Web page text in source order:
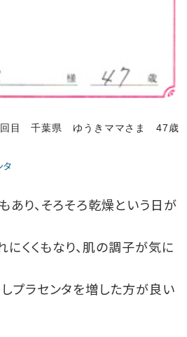
回目 千葉県 ゆうきママさま 47歳
タ
あり、そろそろ乾燥という日が
くくもなり、肌の調子が気に
プラセンタを増した方が良い